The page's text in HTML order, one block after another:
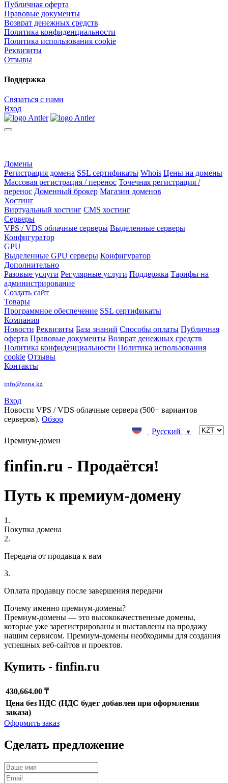
Публичная оферта
Правовые документы
Возврат денежных средств
Политика конфиденциальности
Политика использования cookie
Реквизиты
Отзывы
Поддержка
Связаться с нами
Вход
Домены
Регистрация домена SSL сертификаты Whois Цены на домены
Массовая регистрация / перенос Точечная регистрация /
перенос Доменный брокер Магазин доменов
Хостинг
Виртуальный хостинг CMS хостинг
Серверы
VPS / VDS облачные серверы Выделенные серверы
Конфигуратор
GPU
Выделенные GPU серверы Конфигуратор
Дополнительно
Разовые услуги Регулярные услуги Поддержка Тарифы на
администрирование
Создать сайт
Товары
Программное обеспечение SSL сертификаты
Компания
Новости Реквизиты База знаний Способы оплаты Публичная
оферта Правовые документы Возврат денежных средств
Политика конфиденциальности Политика использования
cookie Отзывы
Контакты
info@zona.kz
Вход
Новости VPS / VDS облачные сервера (500+ вариантов
серверов). Обзор
Русский
▼
Премиум-домен
finfin.ru - Продаётся!
Путь к премиум-домену
1.
Покупка домена
2.
Передача от продавца к вам
3.
Оплата продавцу после завершения передачи
Почему именно премиум-домены?
Премиум-домены — это высококачественные домены,
которые уже зарегистрированы и выставлены на продажу
нашим сервисом. Премиум-домены необходимы для создания
успешных веб-сайтов и проектов.
Купить - finfin.ru
430,664.00 ₸
Цена без НДС (НДС будет добавлен при оформлении
заказа)
Оформить заказ
Сделать предложение